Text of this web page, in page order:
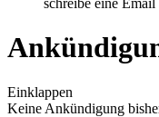
schreibe eine
Einklappen
Keine Ankündigung